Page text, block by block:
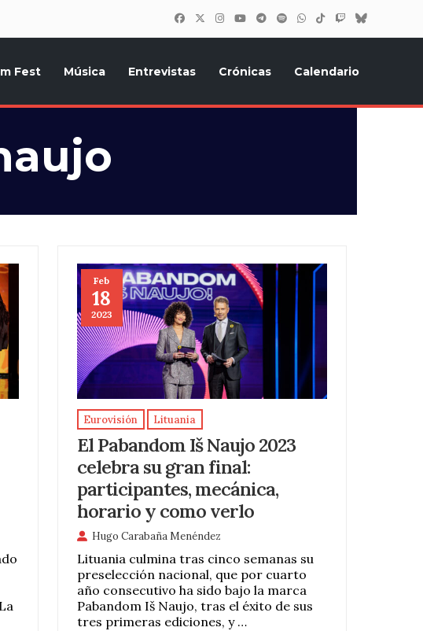
Fest Música Entrevistas Crónicas Calendario
Feb
18
2023
Eurovisión Lituania
El Pabandom Iš Naujo 2023
celebra su gran final:
participantes, mecánica,
horario y como verlo
Hugo Carabaña Menéndez
Lituania culmina tras cinco semanas su
preselección nacional, que por cuarto
año consecutivo ha sido bajo la marca
Pabandom Iš Naujo, tras el éxito de sus
tres primeras ediciones, y …